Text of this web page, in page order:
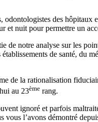
odontologistes des
nuit pour permettre un
de notre analyse sur les
de santé, du
de la rationalisation
au 23ème rang.
ignoré et parfois
vous l’avons démontré